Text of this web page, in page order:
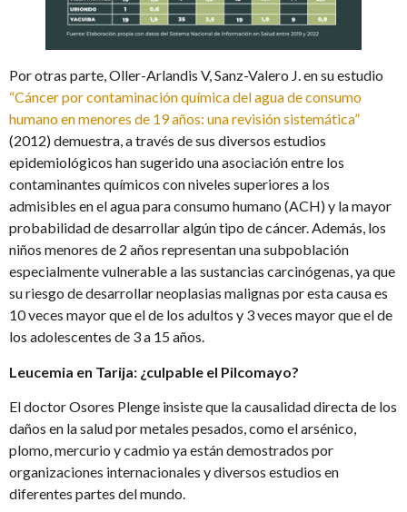
Por otras parte, Oller-Arlandis V, Sanz-Valero J. en su estudio
“Cáncer por contaminación química del agua de consumo
humano en menores de 19 años: una revisión sistemática”
(2012) demuestra, a través de sus diversos estudios
epidemiológicos han sugerido una asociación entre los
contaminantes químicos con niveles superiores a los
admisibles en el agua para consumo humano (ACH) y la mayor
probabilidad de desarrollar algún tipo de cáncer. Además, los
niños menores de 2 años representan una subpoblación
especialmente vulnerable a las sustancias carcinógenas, ya que
su riesgo de desarrollar neoplasias malignas por esta causa es
10 veces mayor que el de los adultos y 3 veces mayor que el de
los adolescentes de 3 a 15 años.
Leucemia en Tarija: ¿culpable el Pilcomayo?
El doctor Osores Plenge insiste que la causalidad directa de los
daños en la salud por metales pesados, como el arsénico,
plomo, mercurio y cadmio ya están demostrados por
organizaciones internacionales y diversos estudios en
diferentes partes del mundo.